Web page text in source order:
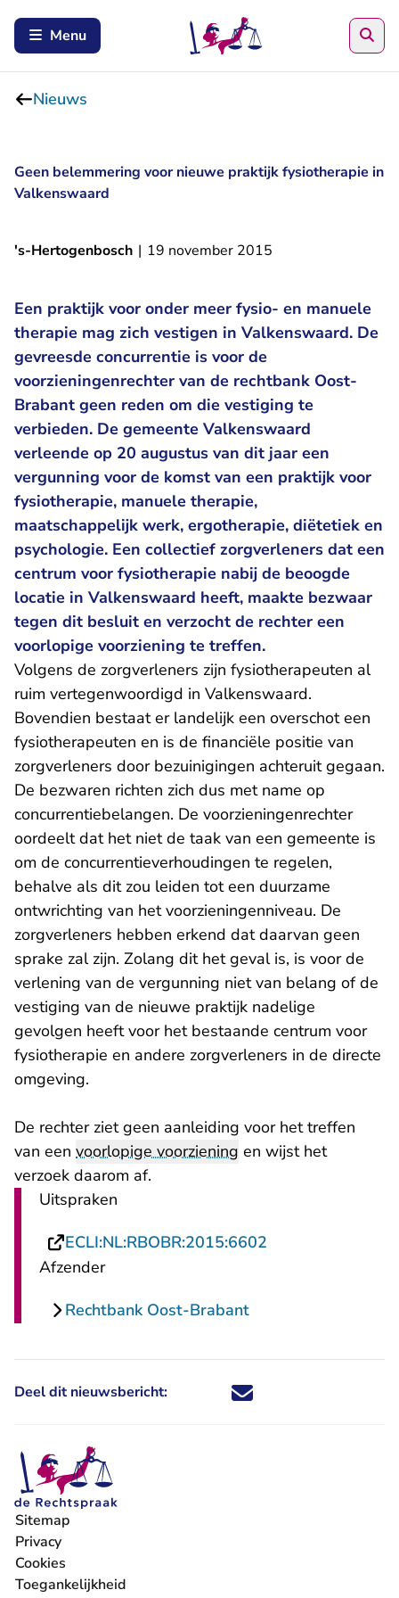
Menu
Nieuws
Geen belemmering voor nieuwe praktijk fysiotherapie in
Valkenswaard
's-Hertogenbosch | 19 november 2015
Een praktijk voor onder meer fysio- en manuele
therapie mag zich vestigen in Valkenswaard. De
gevreesde concurrentie is voor de
voorzieningenrechter van de rechtbank Oost-
Brabant geen reden om die vestiging te
verbieden. De gemeente Valkenswaard
verleende op 20 augustus van dit jaar een
vergunning voor de komst van een praktijk voor
fysiotherapie, manuele therapie,
maatschappelijk werk, ergotherapie, diëtetiek en
psychologie. Een collectief zorgverleners dat een
centrum voor fysiotherapie nabij de beoogde
locatie in Valkenswaard heeft, maakte bezwaar
tegen dit besluit en verzocht de rechter een
voorlopige voorziening te treffen.
Volgens de zorgverleners zijn fysiotherapeuten al
ruim vertegenwoordigd in Valkenswaard.
Bovendien bestaat er landelijk een overschot een
fysiotherapeuten en is de financiële positie van
zorgverleners door bezuinigingen achteruit gegaan.
De bezwaren richten zich dus met name op
concurrentiebelangen. De voorzieningenrechter
oordeelt dat het niet de taak van een gemeente is
om de concurrentieverhoudingen te regelen,
behalve als dit zou leiden tot een duurzame
ontwrichting van het voorzieningenniveau. De
zorgverleners hebben erkend dat daarvan geen
sprake zal zijn. Zolang dit het geval is, is voor de
verlening van de vergunning niet van belang of de
vestiging van de nieuwe praktijk nadelige
gevolgen heeft voor het bestaande centrum voor
fysiotherapie en andere zorgverleners in de directe
omgeving.
De rechter ziet geen aanleiding voor het treffen
van een voorlopige voorziening en wijst het
verzoek daarom af.
Uitspraken
ECLI:NL:RBOBR:2015:6602
Afzender
Rechtbank Oost-Brabant
Deel dit nieuwsbericht: Deel dit nieuwsbericht via X -
Deel dit nieuwsbericht via
Deel dit nieuwsbericht
Deel dit
Sitemap
Privacy
Cookies
Toegankelijkheid